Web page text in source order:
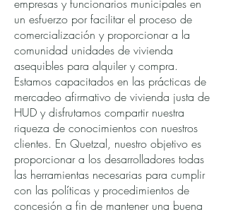
empresas y funcionarios municipales en
un esfuerzo por facilitar el proceso de
comercialización y proporcionar a la
comunidad unidades de vivienda
asequibles para alquiler y compra.
Estamos capacitados en las prácticas de
mercadeo afirmativo de vivienda justa de
HUD y disfrutamos compartir nuestra
riqueza de conocimientos con nuestros
clientes. En Quetzal, nuestro objetivo es
proporcionar a los desarrolladores todas
las herramientas necesarias para cumplir
con las políticas y procedimientos de
concesión a fin de mantener una buena